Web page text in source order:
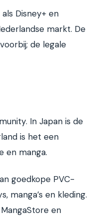
Disney+ en
markt. De
de legale
In Japan is de
is het een
en manga.
goedkope PVC-
manga’s en kleding.
en